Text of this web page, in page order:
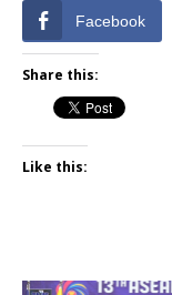
Facebook
Share this:
Like this: